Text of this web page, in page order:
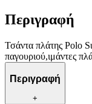
Περιγραφή
Τσάντα πλάτης Polo
παγουριού,ιμάντες
Περιγραφή
+